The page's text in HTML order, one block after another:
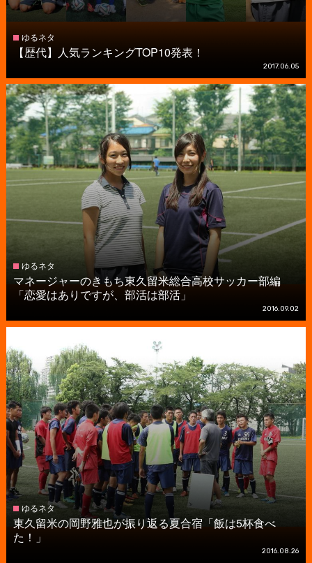
ゆるネタ
【歴代】人気ランキングTOP10発表！
2017.06.05
ゆるネタ
マネージャーのきもち東久留米総合高校サッカー部編
「恋愛はありですが、部活は部活」
2016.09.02
ゆるネタ
東久留米の岡野雅也が振り返る夏合宿「飯は5杯食べ
た！」
2016.08.26